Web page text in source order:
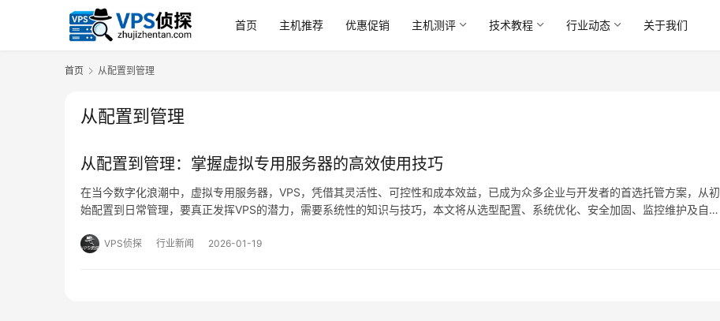
首页 主机推荐 优惠促销 主机测评 技术教程 行业动态 关于我们
首页 从配置到管理
从配置到管理
从配置到管理：掌握虚拟专用服务器的高效使用技巧
在当今数字化浪潮中，虚拟专用服务器，VPS，凭借其灵活性、可控性和成本效益，已成为众多企业与开发者的首选托管方案，从初
始配置到日常管理，要真正发挥VPS的潜力，需要系统性的知识与技巧，本文将从选型配置、系统优化、安全加固、监控维护及自动
VPS侦探 行业新闻 2026-01-19